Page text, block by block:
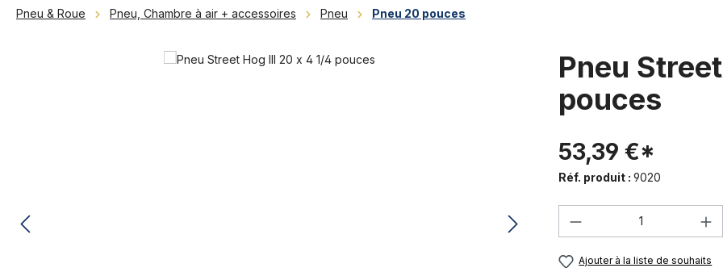
Pneu & Roue Pneu, Chambre à air + accessoires Pneu Pneu 20 pouces
Pneu
pouces
53,39 €*
Réf. produit : 9020
Quantité de
Ajouter à la liste de souhaits